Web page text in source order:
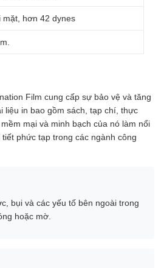
mặt, hơn 42 dynes
Film cung cấp sự bảo vệ và tăng
liệu in bao gồm sách, tạp chí, thực
mại và minh bạch của nó làm nổi
phức tạp trong các ngành công
bụi và các yếu tố bên ngoài trong
hoặc mờ.